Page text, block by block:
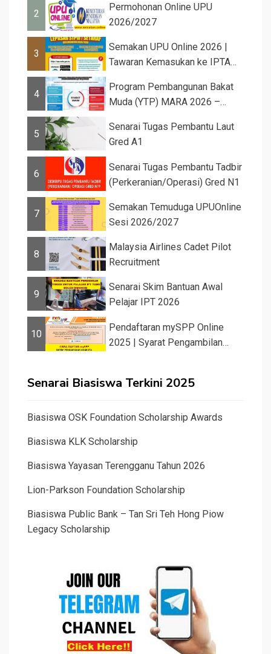
2
Permohonan Online UPU
2026/2027
3
Semakan UPU Online 2026 |
Tawaran Kemasukan ke IPTA
4
Program Pembangunan Bakat
Muda (YTP) MARA 2026 –
5
Senarai Tugas Pembantu Laut
Gred A1
6
Senarai Tugas Pembantu Tadbir
(Perkeranian/Operasi) Gred N1
7
Semakan Temuduga UPUOnline
Sesi 2026/2027
8
Malaysia Airlines Cadet Pilot
Recruitment
9
Senarai Skim Bantuan Awal
Pelajar IPT 2026
10
Pendaftaran mySPP Online
2025 | Syarat Pengambilan
Senarai Biasiswa Terkini 2025
Biasiswa OSK Foundation Scholarship Awards
Biasiswa KLK Scholarship
Biasiswa Yayasan Terengganu Tahun 2026
Lion-Parkson Foundation Scholarship
Biasiswa Public Bank – Tan Sri Teh Hong Piow
Legacy Scholarship